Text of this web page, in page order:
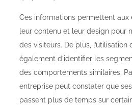
Ces informations permettent aux
leur contenu et leur design pour
des visiteurs. De plus,
également d’identifier les
des comportements similaires.
entreprise peut constater que
passent plus de temps sur